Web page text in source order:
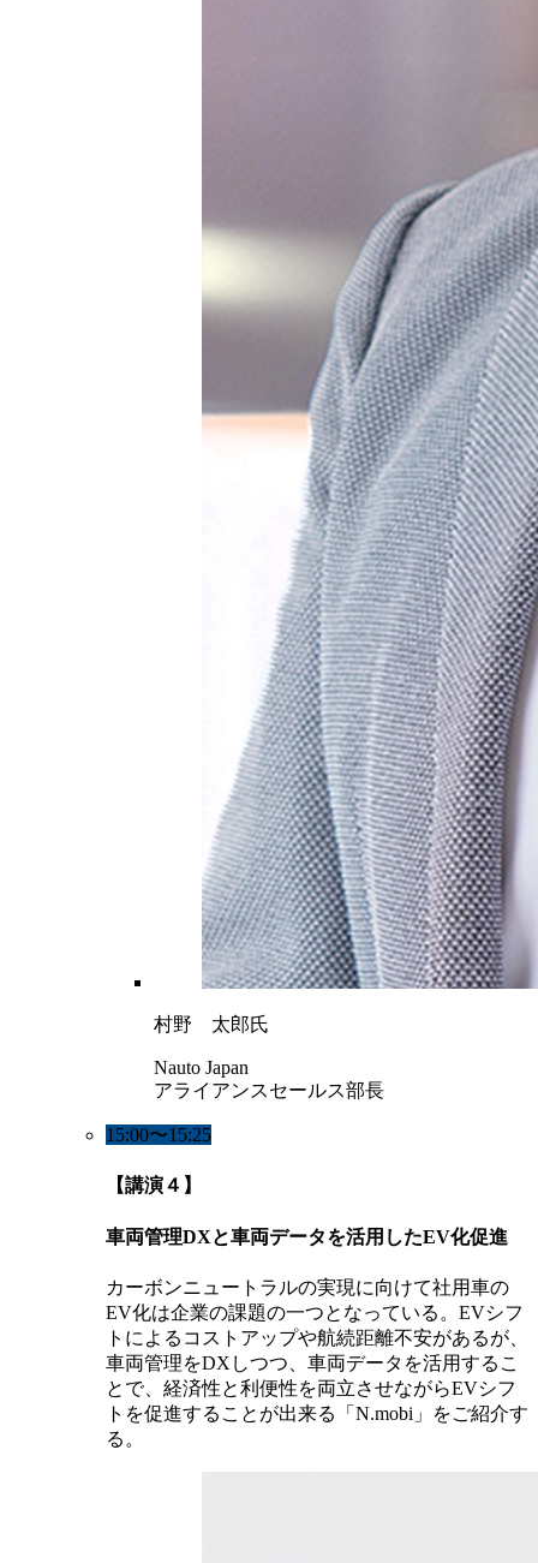
村野 太郎氏
Nauto Japan
アライアンスセールス部長
15:00〜15:25
【講演４】
車両管理DXと車両データを活用したEV化促進
カーボンニュートラルの実現に向けて社用車の
EV化は企業の課題の一つとなっている。EVシフ
トによるコストアップや航続距離不安があるが、
車両管理をDXしつつ、車両データを活用するこ
とで、経済性と利便性を両立させながらEVシフ
トを促進することが出来る「N.mobi」をご紹介す
る。